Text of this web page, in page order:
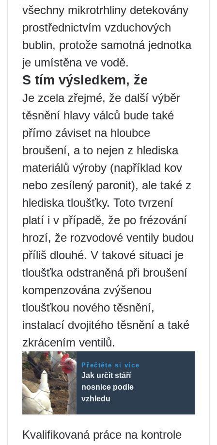
všechny mikrotrhliny detekovány
prostřednictvím vzduchových
bublin, protože samotná jednotka
je umístěna ve vodě.
S tím výsledkem, že
Je zcela zřejmé, že další výběr
těsnění hlavy válců bude také
přímo záviset na hloubce
broušení, a to nejen z hlediska
materiálů výroby (například kov
nebo zesílený paronit), ale také z
hlediska tloušťky. Toto tvrzení
platí i v případě, že po frézování
hrozí, že rozvodové ventily budou
příliš dlouhé. V takové situaci je
tloušťka odstraněná při broušení
kompenzována zvýšenou
tloušťkou nového těsnění,
instalací dvojitého těsnění a také
zkrácením ventilů.
Přečtěte si více
Jak určit stáří
nosnice podle
vzhledu
Kvalifikovaná práce na kontrole